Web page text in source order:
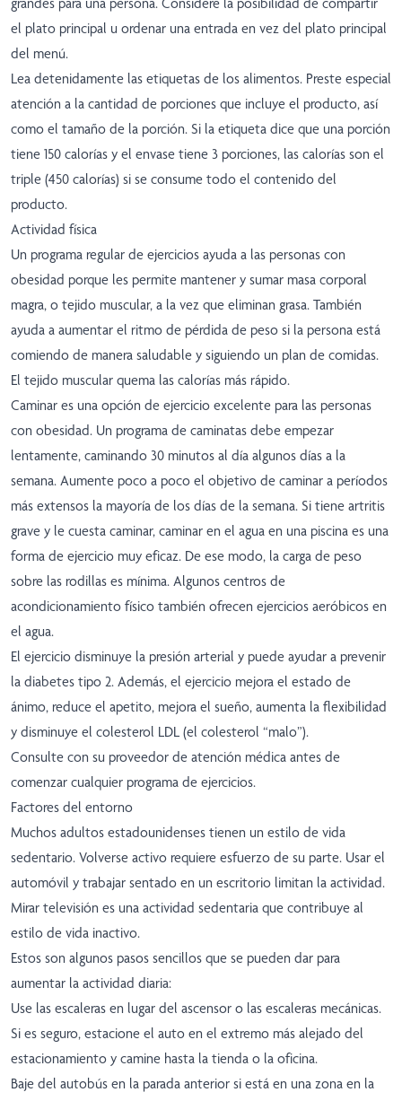
el plato principal u ordenar una entrada en vez del plato principal
del menú.
Lea detenidamente las etiquetas de los alimentos. Preste especial
atención a la cantidad de porciones que incluye el producto, así
como el tamaño de la porción. Si la etiqueta dice que una porción
tiene 150 calorías y el envase tiene 3 porciones, las calorías son el
triple (450 calorías) si se consume todo el contenido del
producto.
Actividad física
Un programa regular de ejercicios ayuda a las personas con
obesidad porque les permite mantener y sumar masa corporal
magra, o tejido muscular, a la vez que eliminan grasa. También
ayuda a aumentar el ritmo de pérdida de peso si la persona está
comiendo de manera saludable y siguiendo un plan de comidas.
El tejido muscular quema las calorías más rápido.
Caminar es una opción de ejercicio excelente para las personas
con obesidad. Un programa de caminatas debe empezar
lentamente, caminando 30 minutos al día algunos días a la
semana. Aumente poco a poco el objetivo de caminar a períodos
más extensos la mayoría de los días de la semana. Si tiene artritis
grave y le cuesta caminar, caminar en el agua en una piscina es una
forma de ejercicio muy eficaz. De ese modo, la carga de peso
sobre las rodillas es mínima. Algunos centros de
acondicionamiento físico también ofrecen ejercicios aeróbicos en
el agua.
El ejercicio disminuye la presión arterial y puede ayudar a prevenir
la diabetes tipo 2. Además, el ejercicio mejora el estado de
ánimo, reduce el apetito, mejora el sueño, aumenta la flexibilidad
y disminuye el colesterol LDL (el colesterol “malo”).
Consulte con su proveedor de atención médica antes de
comenzar cualquier programa de ejercicios.
Factores del entorno
Muchos adultos estadounidenses tienen un estilo de vida
sedentario. Volverse activo requiere esfuerzo de su parte. Usar el
automóvil y trabajar sentado en un escritorio limitan la actividad.
Mirar televisión es una actividad sedentaria que contribuye al
estilo de vida inactivo.
Estos son algunos pasos sencillos que se pueden dar para
aumentar la actividad diaria:
Use las escaleras en lugar del ascensor o las escaleras mecánicas.
Si es seguro, estacione el auto en el extremo más alejado del
estacionamiento y camine hasta la tienda o la oficina.
Baje del autobús en la parada anterior si está en una zona en la